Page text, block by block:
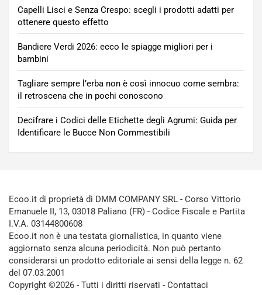
Capelli Lisci e Senza Crespo: scegli i prodotti adatti per
ottenere questo effetto
Bandiere Verdi 2026: ecco le spiagge migliori per i
bambini
Tagliare sempre l’erba non è così innocuo come sembra:
il retroscena che in pochi conoscono
Decifrare i Codici delle Etichette degli Agrumi: Guida per
Identificare le Bucce Non Commestibili
Ecoo.it di proprietà di DMM COMPANY SRL - Corso Vittorio
Emanuele II, 13, 03018 Paliano (FR) - Codice Fiscale e Partita
I.V.A. 03144800608
Ecoo.it non è una testata giornalistica, in quanto viene
aggiornato senza alcuna periodicità. Non può pertanto
considerarsi un prodotto editoriale ai sensi della legge n. 62
del 07.03.2001
Copyright ©2026 - Tutti i diritti riservati - Contattaci